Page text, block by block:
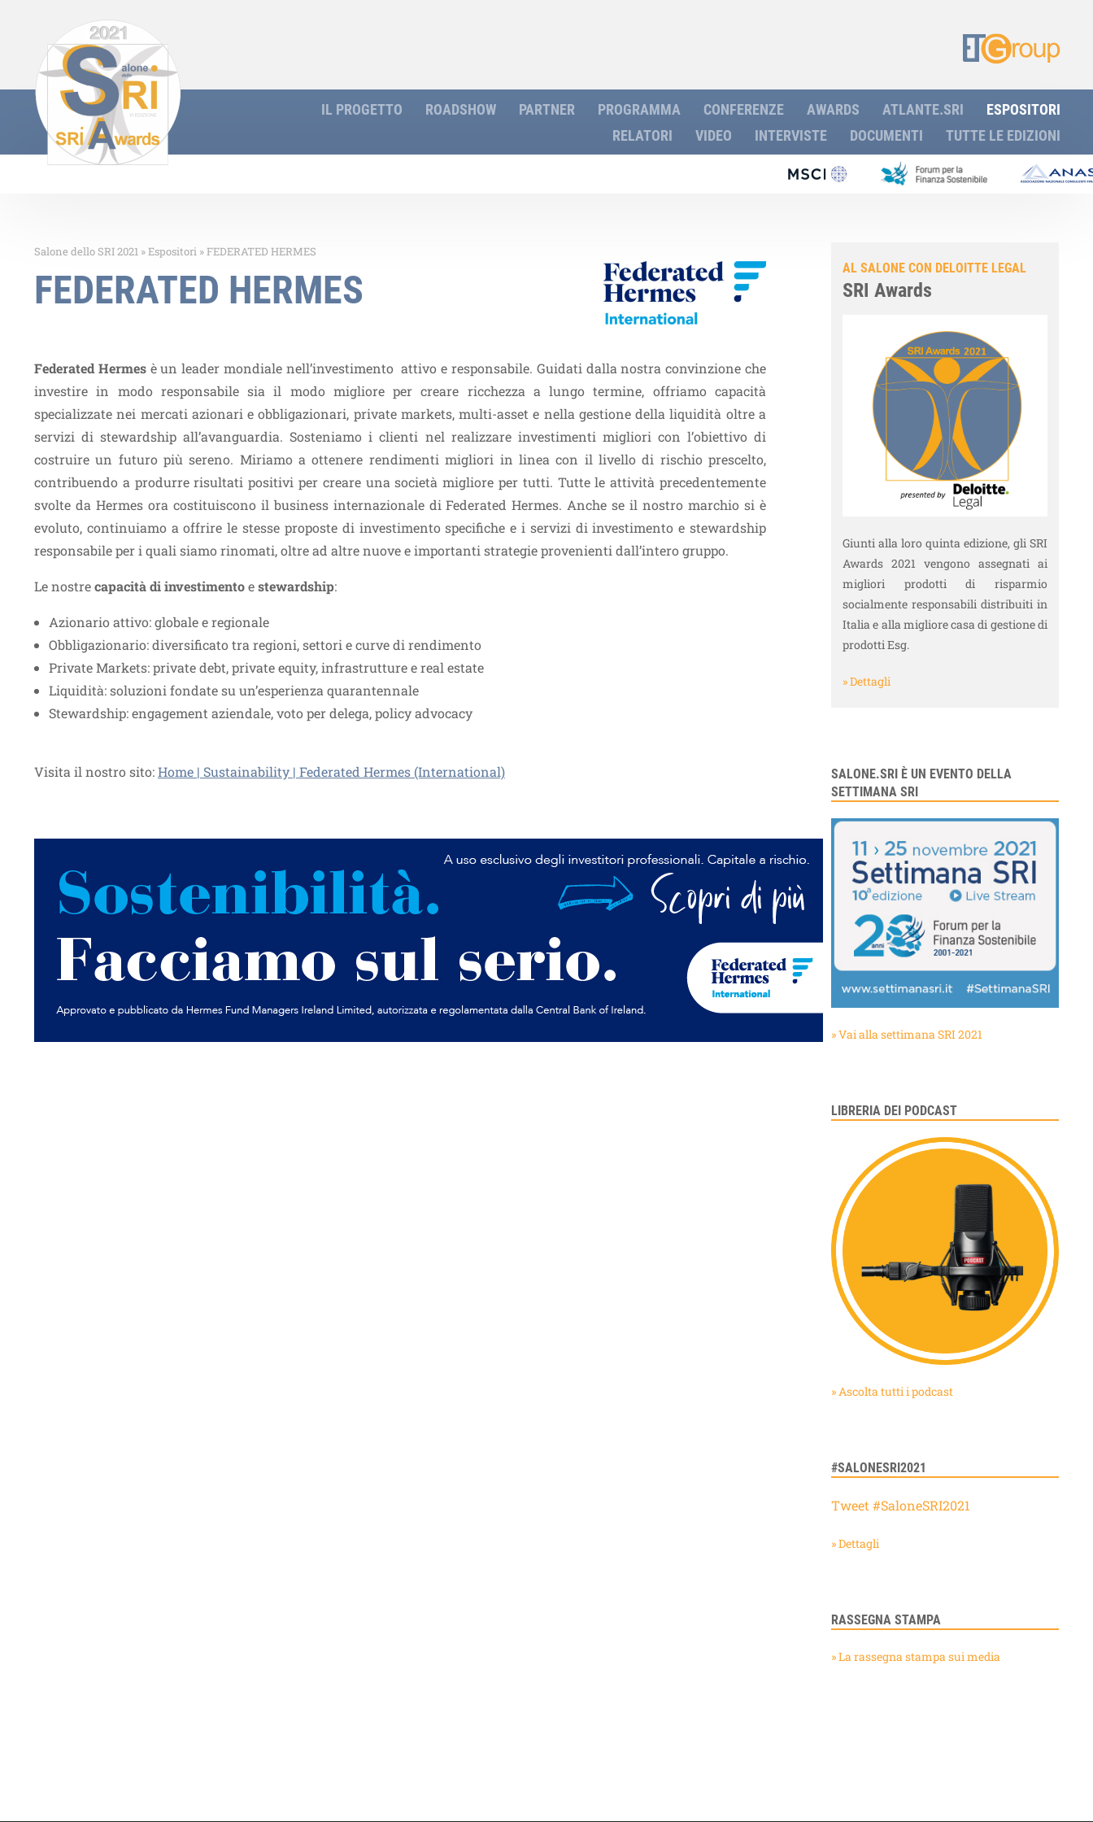
IL PROGETTO ROADSHOW PARTNER PROGRAMMA CONFERENZE AWARDS ATLANTE.SRI
ESPOSITORI
RELATORI
VIDEO INTERVISTE DOCUMENTI TUTTE LE EDIZIONI
Salone dello SRI 2021 »Espositori »FEDERATED HERMES
FEDERATED HERMES
Federated Hermesè un leader mondiale nell’investimento attivo e responsabile. Guidati dalla nostra convinzione che
investire in modo responsabile sia il modo migliore per creare ricchezza a lungo termine, offriamo capacità
specializzate nei mercati azionari e obbligazionari, private markets, multi-asset e nella gestione della liquidità oltre a
servizi di stewardship all’avanguardia. Sosteniamo i clienti nel realizzare investimenti migliori con l’obiettivo di
costruire un futuro più sereno. Miriamo a ottenere rendimenti migliori in linea con il livello di rischio prescelto,
contribuendo a produrre risultati positivi per creare una società migliore per tutti. Tutte le attività precedentemente
svolte da Hermes ora costituiscono il business internazionale di Federated Hermes. Anche se il nostro marchio si è
evoluto, continuiamo a offrire le stesse proposte di investimento specifiche e i servizi di investimento e stewardship
responsabile per i quali siamo rinomati, oltre ad altre nuove e importanti strategie provenienti dall’intero gruppo.
Le nostrecapacità di investimentoestewardship:
Azionario attivo: globale e regionale
Obbligazionario: diversificato tra regioni, settori e curve di rendimento
Private Markets: private debt, private equity, infrastrutture e real estate
Liquidità: soluzioni fondate su un’esperienza quarantennale
Stewardship: engagement aziendale, voto per delega, policy advocacy
Visita il nostro sito:Home | Sustainability | Federated Hermes (International)
AL SALONE CON DELOITTE LEGAL
SRI Awards
Giunti alla loro quinta edizione, gli SRI
Awards 2021 vengono assegnati ai
migliori prodotti di risparmio
socialmente responsabili distribuiti in
Italia e alla migliore casa di gestione di
prodotti Esg.
» Dettagli
SALONE.SRI È UN EVENTO DELLA
SETTIMANA SRI
» Vai alla settimana SRI 2021
LIBRERIA DEI PODCAST
» Ascolta tutti i podcast
#SALONESRI2021
Tweet #SaloneSRI2021
» Dettagli
RASSEGNA STAMPA
» La rassegna stampa sui media